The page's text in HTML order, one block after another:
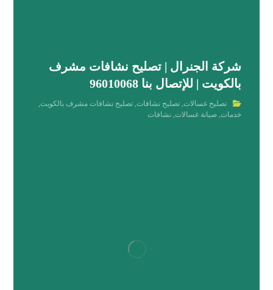
شركة الجنرال | تصليح نشافات مشرف
بالكويت | للإتصال بنا 96010068
تصليح غسالات,تصليح نشافات,تصليح نشافات مشرف بالكويت,
خدمات,صيانة غسالات,نشافات